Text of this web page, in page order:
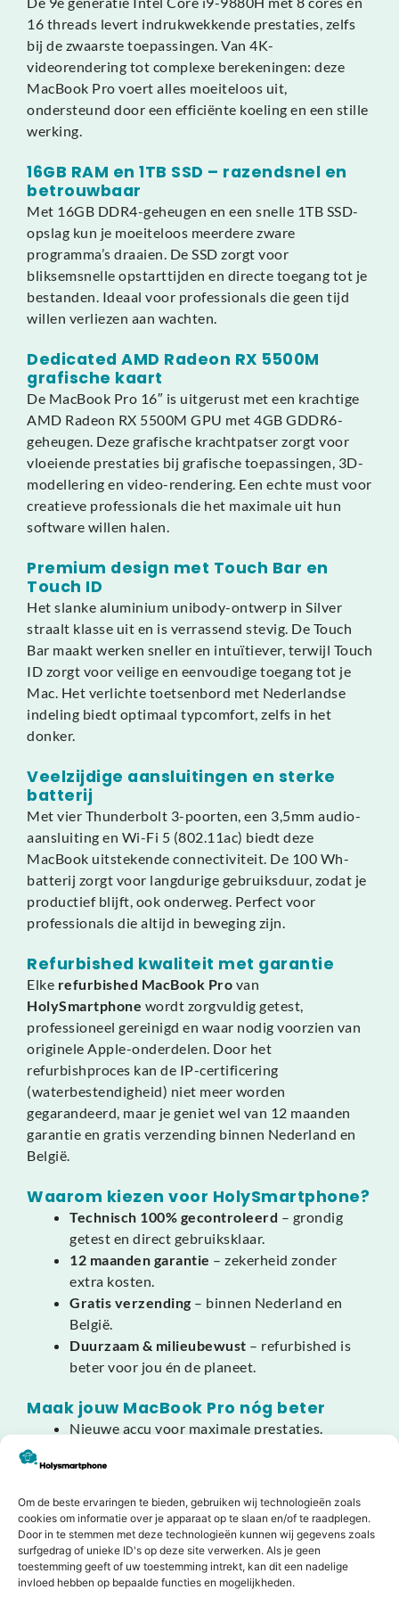
Om de beste ervaringen te bieden, gebruiken wij technologieën zoals
cookies om informatie over je apparaat op te slaan en/of te raadplegen.
Door in te stemmen met deze technologieën kunnen wij gegevens zoals
surfgedrag of unieke ID's op deze site verwerken. Als je geen
toestemming geeft of uw toestemming intrekt, kan dit een nadelige
invloed hebben op bepaalde functies en mogelijkheden.
16 threads levert indrukwekkende prestaties, zelfs
bij de zwaarste toepassingen. Van 4K-
videorendering tot complexe berekeningen: deze
MacBook Pro voert alles moeiteloos uit,
ondersteund door een efficiënte koeling en een stille
werking.
16GB RAM en 1TB SSD – razendsnel en
betrouwbaar
Met 16GB DDR4-geheugen en een snelle 1TB SSD-
opslag kun je moeiteloos meerdere zware
programma’s draaien. De SSD zorgt voor
bliksemsnelle opstarttijden en directe toegang tot je
bestanden. Ideaal voor professionals die geen tijd
willen verliezen aan wachten.
Dedicated AMD Radeon RX 5500M
grafische kaart
De MacBook Pro 16″ is uitgerust met een krachtige
AMD Radeon RX 5500M GPU met 4GB GDDR6-
geheugen. Deze grafische krachtpatser zorgt voor
vloeiende prestaties bij grafische toepassingen, 3D-
modellering en video-rendering. Een echte must voor
creatieve professionals die het maximale uit hun
software willen halen.
Premium design met Touch Bar en
Touch ID
Het slanke aluminium unibody-ontwerp in Silver
straalt klasse uit en is verrassend stevig. De Touch
Bar maakt werken sneller en intuïtiever, terwijl Touch
ID zorgt voor veilige en eenvoudige toegang tot je
Mac. Het verlichte toetsenbord met Nederlandse
indeling biedt optimaal typcomfort, zelfs in het
donker.
Veelzijdige aansluitingen en sterke
batterij
Met vier Thunderbolt 3-poorten, een 3,5mm audio-
aansluiting en Wi-Fi 5 (802.11ac) biedt deze
MacBook uitstekende connectiviteit. De 100 Wh-
batterij zorgt voor langdurige gebruiksduur, zodat je
productief blijft, ook onderweg. Perfect voor
professionals die altijd in beweging zijn.
Refurbished kwaliteit met garantie
Elke refurbished MacBook Pro van
HolySmartphone wordt zorgvuldig getest,
professioneel gereinigd en waar nodig voorzien van
originele Apple-onderdelen. Door het
refurbishproces kan de IP-certificering
(waterbestendigheid) niet meer worden
gegarandeerd, maar je geniet wel van 12 maanden
garantie en gratis verzending binnen Nederland en
België.
Waarom kiezen voor HolySmartphone?
Technisch 100% gecontroleerd – grondig
getest en direct gebruiksklaar.
12 maanden garantie – zekerheid zonder
extra kosten.
Gratis verzending – binnen Nederland en
België.
Duurzaam & milieubewust – refurbished is
beter voor jou én de planeet.
Maak jouw MacBook Pro nóg beter
Nieuwe accu voor maximale prestaties.
Beschermhoes of sleeve voor veilig transport.
Slim kiezen, slim besparen. Bestel vandaag nog
jouw refurbished MacBook Pro 16″ (2019) i9 in
Silver bij HolySmartphone – de ultieme laptop voor
professionals die topkwaliteit eisen.